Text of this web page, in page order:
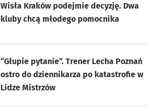
Wisła Kraków podejmie decyzję. Dwa
kluby chcą młodego pomocnika
“Głupie pytanie”. Trener Lecha Poznań
ostro do dziennikarza po katastrofie w
Lidze Mistrzów